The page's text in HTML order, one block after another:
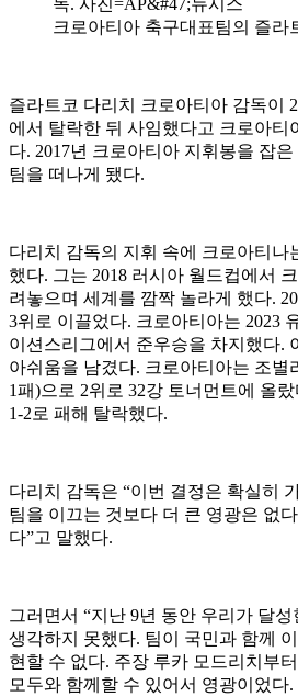
크로아티아 축구대표팀의 즐라
즐라트코 다리치 크로아티아 감독이
에서 탈락한 뒤 사임했다고 크로아티
다. 2017년 크로아티아 지휘봉을 잡
팀을 떠나게 됐다.
다리치 감독의 지휘 속에 크로아티나
했다. 그는 2018 러시아 월드컵에서
려놓으며 세계를 깜짝 놀라게 했다.
3위로 이끌었다. 크로아티아는 2023
이션스리그에서 준우승을 차지했다.
아쉬움을 남겼다. 크로아티아는 조별
1패)으로 2위로 32강 토너먼트에 올
1-2로 패해 탈락했다.
다리치 감독은 “이번 결정은 확실히
팀을 이끄는 것보다 더 큰 영광은 없
다”고 말했다.
그러면서 “지난 9년 동안 우리가 달
생각하지 못했다. 팀이 국민과 함께
현할 수 없다. 주장 루카 모드리치부
모두와 함께할 수 있어서 영광이었다